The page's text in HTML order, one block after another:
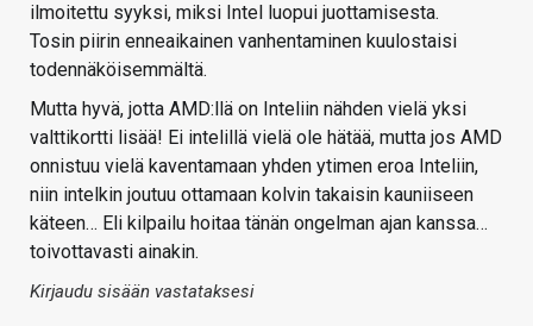
ilmoitettu syyksi, miksi Intel luopui juottamisesta.
Tosin piirin enneaikainen vanhentaminen kuulostaisi
todennäköisemmältä.
Mutta hyvä, jotta AMD:llä on Inteliin nähden vielä yksi
valttikortti lisää! Ei intelillä vielä ole hätää, mutta jos AMD
onnistuu vielä kaventamaan yhden ytimen eroa Inteliin,
niin intelkin joutuu ottamaan kolvin takaisin kauniiseen
käteen… Eli kilpailu hoitaa tänän ongelman ajan kanssa…
toivottavasti ainakin.
Kirjaudu sisään vastataksesi